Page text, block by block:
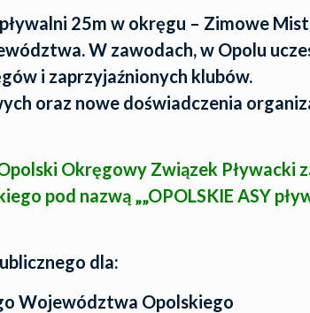
25m w okręgu – Zimowe
W zawodach, w Opolu
i zaprzyjaźnionych klubów.
oraz nowe doświadczenia
Okręgowy Związek Pływacki
pod nazwą „„OPOLSKIE ASY
dla:
Województwa Opolskiego